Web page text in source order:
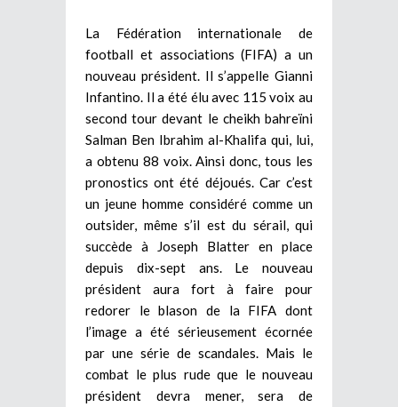
La Fédération internationale de
football et associations (FIFA) a un
nouveau président. Il s’appelle Gianni
Infantino. Il a été élu avec 115 voix au
second tour devant le cheikh bahreïni
Salman Ben Ibrahim al-Khalifa qui, lui,
a obtenu 88 voix. Ainsi donc, tous les
pronostics ont été déjoués. Car c’est
un jeune homme considéré comme un
outsider, même s’il est du sérail, qui
succède à Joseph Blatter en place
depuis dix-sept ans. Le nouveau
président aura fort à faire pour
redorer le blason de la FIFA dont
l’image a été sérieusement écornée
par une série de scandales. Mais le
combat le plus rude que le nouveau
président devra mener, sera de